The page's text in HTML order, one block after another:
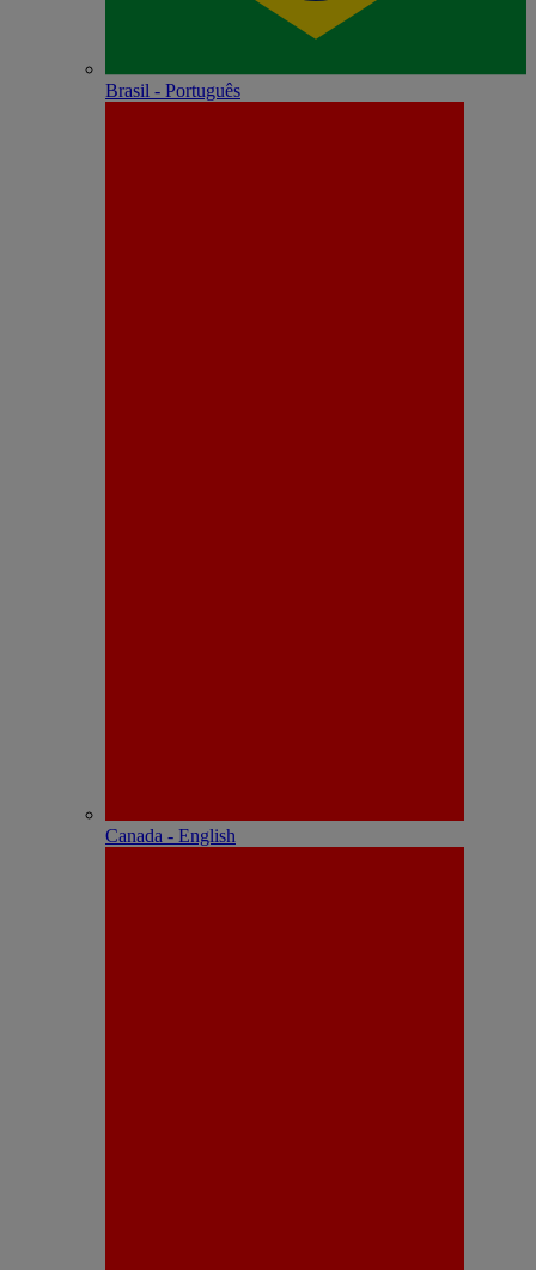
Brasil - Português
Canada - English